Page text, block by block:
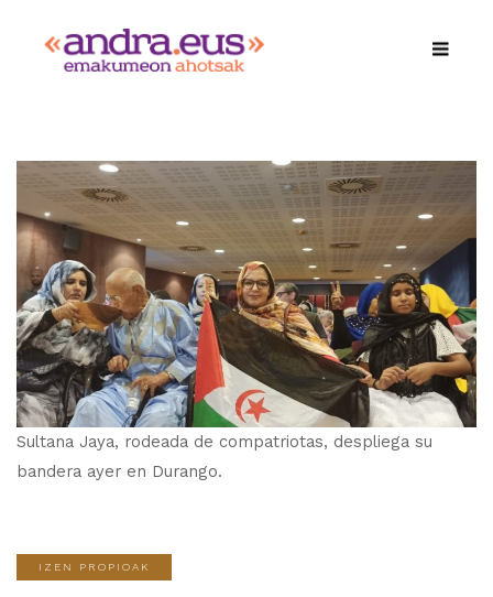
Sultana Jaya, rodeada de compatriotas, despliega su
bandera ayer en Durango.
IZEN PROPIOAK